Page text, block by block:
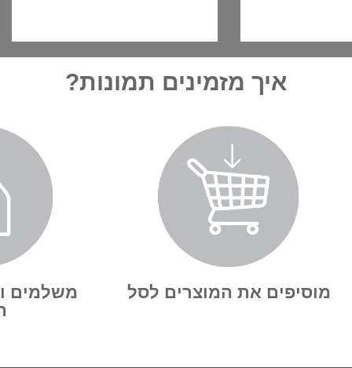
איך מזמינים תמונות?
מוסיפים את המוצרים לסל
משלמים